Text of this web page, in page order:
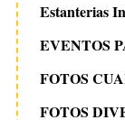
Estanterias
EVENTOS
FOTOS
FOTOS